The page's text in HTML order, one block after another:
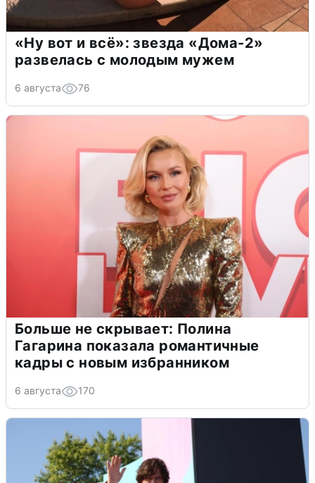
«Ну вот и всё»: звезда «Дома-2»
развелась с молодым мужем
6 августа 76
Больше не скрывает: Полина
Гагарина показала романтичные
кадры с новым избранником
6 августа 170